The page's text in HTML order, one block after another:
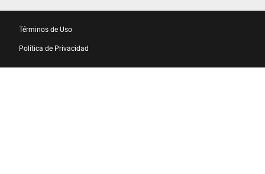
Términos de Uso
Política de Privacidad